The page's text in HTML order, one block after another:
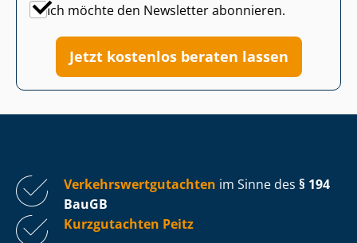
Ich möchte den Newsletter abonnieren.
Jetzt kostenlos beraten lassen
Ver­kehrs­wert­gut­ach­ten im Sinne des § 194
BauGB
Kurzgutachten Peitz